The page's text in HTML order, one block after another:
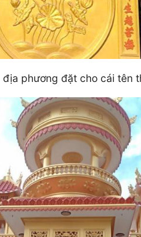
phương đặt cho cái tên